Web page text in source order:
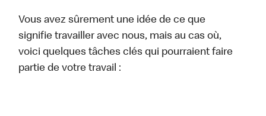
Vous avez sûrement une idée de ce que
signifie travailler avec nous, mais au cas où,
voici quelques tâches clés qui pourraient faire
partie de votre travail :